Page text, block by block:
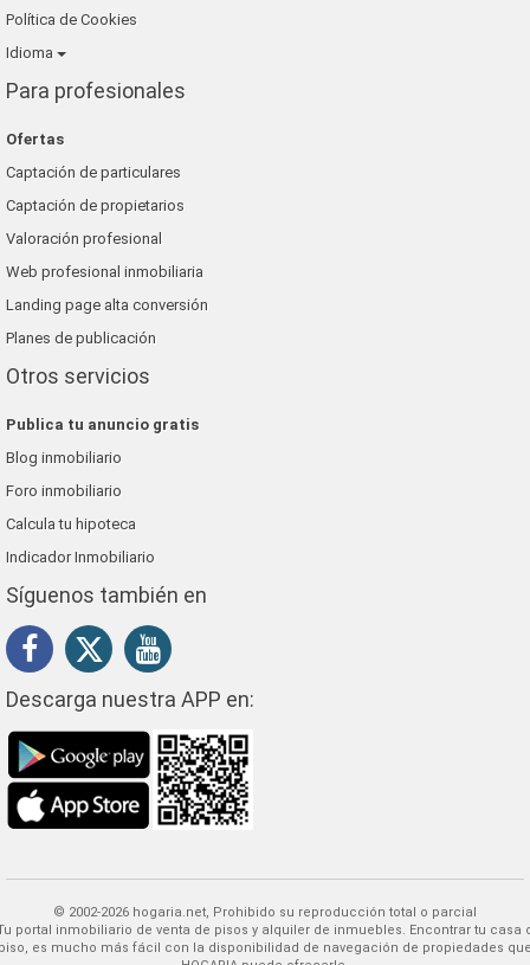
Política de Cookies
Idioma
Para profesionales
Ofertas
Captación de particulares
Captación de propietarios
Valoración profesional
Web profesional inmobiliaria
Landing page alta conversión
Planes de publicación
Otros servicios
Publica tu anuncio gratis
Blog inmobiliario
Foro inmobiliario
Calcula tu hipoteca
Indicador Inmobiliario
Síguenos también en
Descarga nuestra APP en:
© 2002-2026 hogaria.net, Prohibido su reproducción total o parcial
Encontrar tu casa o
es mucho más fácil con la disponibilidad de navegación de propiedades